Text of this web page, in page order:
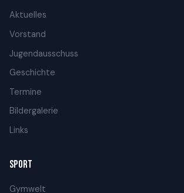
Aktuelles
Vorstand
Jugendausschuss
Geschichte
Termine
Bildergalerie
Links
SPORT
Gymwelt